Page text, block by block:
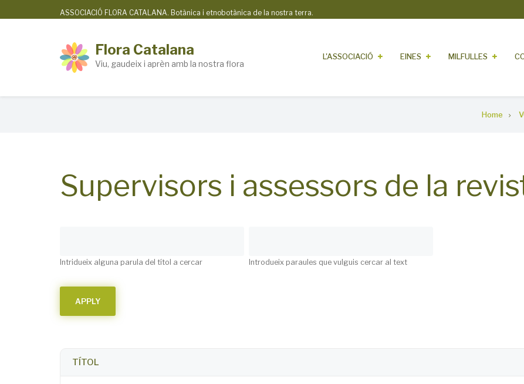
ASSOCIACIÓ FLORA CATALANA. Botànica i etnobotànica de la nostra terra.
Flora Catalana
Viu, gaudeix i aprèn amb la nostra flora
L'ASSOCIACIÓ EINES MILFULLES
Home
Supervisors i assessors de la
Intridueix alguna parula del títol a cercar Introdueix paraules que vulguis cercar al text
TÍTOL